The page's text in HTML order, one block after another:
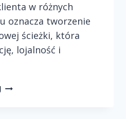
w różnych
oznacza tworzenie
ścieżki, która
lojalność i
ZARZĄDZANIE